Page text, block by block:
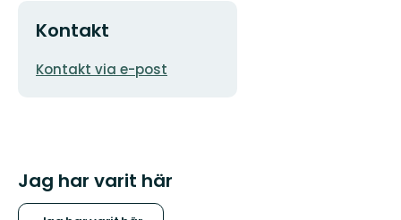
Kontakt
E-
Kontakt via e-post
Jag har varit här